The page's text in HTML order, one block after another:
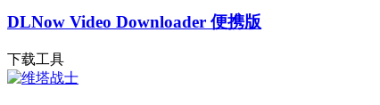
DLNow Video Downloader 便携版
下载工具